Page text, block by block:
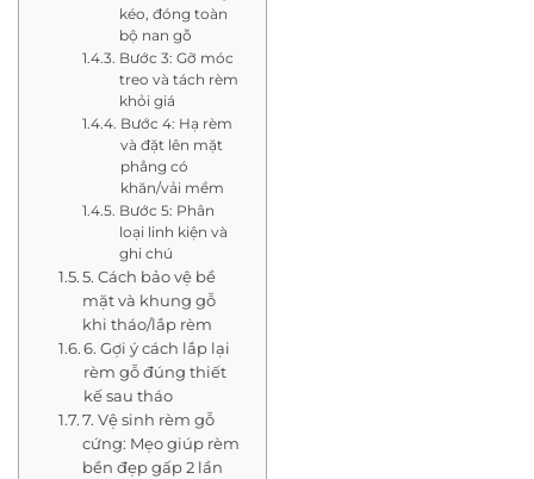
kéo, đóng toàn
bộ nan gỗ
Bước 3: Gỡ móc
treo và tách rèm
khỏi giá
Bước 4: Hạ rèm
và đặt lên mặt
phẳng có
khăn/vải mềm
Bước 5: Phân
loại linh kiện và
ghi chú
5. Cách bảo vệ bề
mặt và khung gỗ
khi tháo/lắp rèm
6. Gợi ý cách lắp lại
rèm gỗ đúng thiết
kế sau tháo
7. Vệ sinh rèm gỗ
cứng: Mẹo giúp rèm
bền đẹp gấp 2 lần